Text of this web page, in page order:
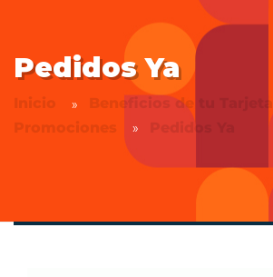
Pedidos Ya
Inicio
Beneficios de tu Tarjeta
Promociones
Pedidos Ya